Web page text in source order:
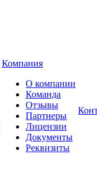
Компания
О компании
Команда
Отзывы
Партнеры
Лицензии
Документы
Реквизиты